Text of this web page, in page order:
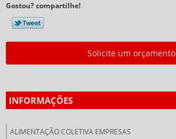
Gostou? compartilhe!
Solicite um orçamento
INFORMAÇÕES
ALIMENTAÇÃO COLETIVA EMPRESAS